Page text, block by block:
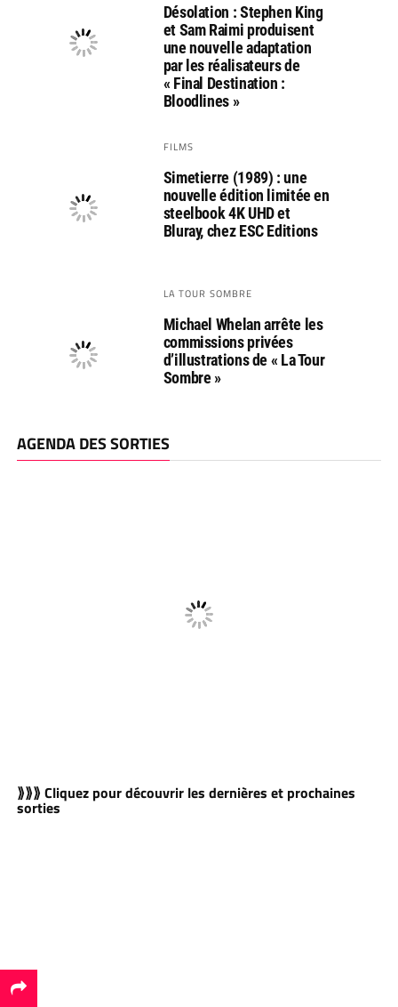
Désolation : Stephen King
et Sam Raimi produisent
une nouvelle adaptation
par les réalisateurs de
« Final Destination :
Bloodlines »
FILMS
Simetierre (1989) : une
nouvelle édition limitée en
steelbook 4K UHD et
Bluray, chez ESC Editions
LA TOUR SOMBRE
Michael Whelan arrête les
commissions privées
d’illustrations de « La Tour
Sombre »
AGENDA DES SORTIES
⟫⟫⟫ Cliquez pour découvrir les dernières et prochaines
sorties